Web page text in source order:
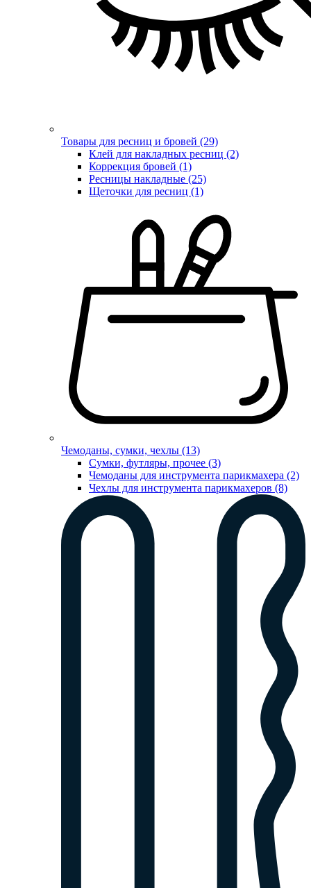
Товары для ресниц и бровей (29)
Клей для накладных ресниц (2)
Коррекция бровей (1)
Ресницы накладные (25)
Щеточки для ресниц (1)
Чемоданы, сумки, чехлы (13)
Сумки, футляры, прочее (3)
Чемоданы для инструмента парикмахера (2)
Чехлы для инструмента парикмахеров (8)